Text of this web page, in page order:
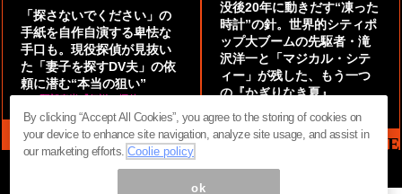
「探さないでください」の
手紙を自作自演する卑怯な
手口も。現役探偵が見抜い
た「妻子を探すDV夫」の依
頼に潜む“本当の狙い”
没後20年に動きだす“凍った
時計”の針。世界的シティポ
ップ大ブームの先駆者・滝
沢洋一と「マジカル・シテ
ィー」が残した、もう一つ
の『かぎりなき夏』
MAG2 NEWS HEADLINE
By clicking “Accept All Cookies”, you agree to the storing of cookies on
your device to enhance site navigation, analyze site usage, and assist in
our marketing efforts.Coolie policy
ok